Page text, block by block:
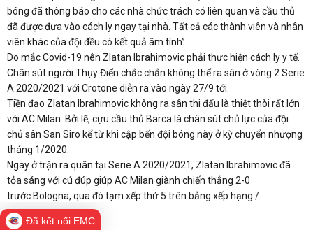
bóng đã thông báo cho các nhà chức trách có liên quan và cầu thủ
đã được đưa vào cách ly ngay tại nhà. Tất cả các thành viên và nhân
viên khác của đội đều có kết quả âm tính”.
Do mắc Covid-19 nên Zlatan Ibrahimovic phải thực hiện cách ly y tế.
Chân sút người Thụy Điển chắc chắn không thể ra sân ở vòng 2 Serie
A 2020/2021 với Crotone diễn ra vào ngày 27/9 tới.
Tiền đạo Zlatan Ibrahimovic không ra sân thi đấu là thiệt thòi rất lớn
với AC Milan. Bởi lẽ, cựu cầu thủ Barca là chân sút chủ lực của đội
chủ sân San Siro kể từ khi cập bến đội bóng này ở kỳ chuyển nhượng
tháng 1/2020.
Ngay ở trận ra quân tại Serie A 2020/2021, Zlatan Ibrahimovic đã
tỏa sáng với cú đúp giúp AC Milan giành chiến thắng 2-0
trước Bologna, qua đó tạm xếp thứ 5 trên bảng xếp hạng./.
Yêu thích
Đã kết nối EMC